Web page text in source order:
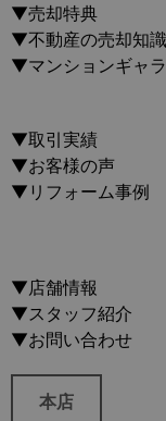
▼売却特典
▼不動産の売却知識
▼マンションギャ
▼取引実績
▼お客様の声
▼リフォーム事例
▼店舗情報
▼スタッフ紹介
▼お問い合わせ
本店